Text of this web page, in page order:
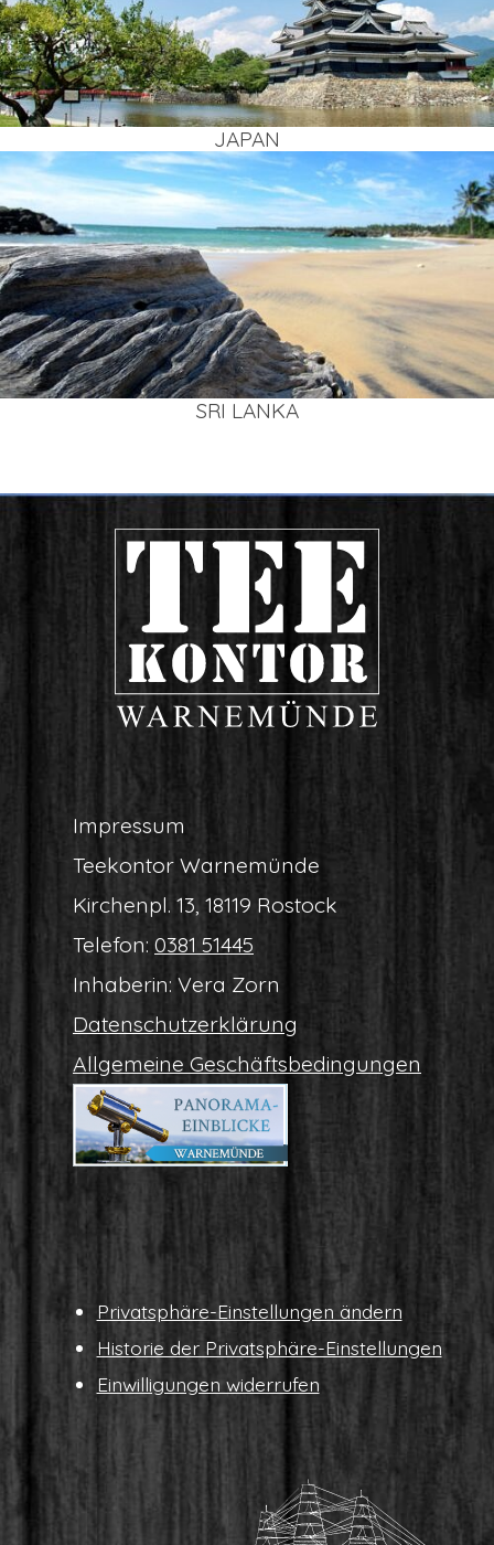
JAPAN
SRI LAN­KA
Impres­sum
Tee­kon­tor Warnemünde
Kir­chen­pl. 13, 18119 Rostock
Tele­fon: 0381 51445
Inha­be­rin: Vera Zorn
Daten­schutz­er­klä­rung
All­ge­mei­ne Geschäftsbedingungen
Pri­vat­sphä­re-Ein­stel­lun­gen ändern
His­to­rie der Privatsphäre-Einstellungen
Ein­wil­li­gun­gen widerrufen